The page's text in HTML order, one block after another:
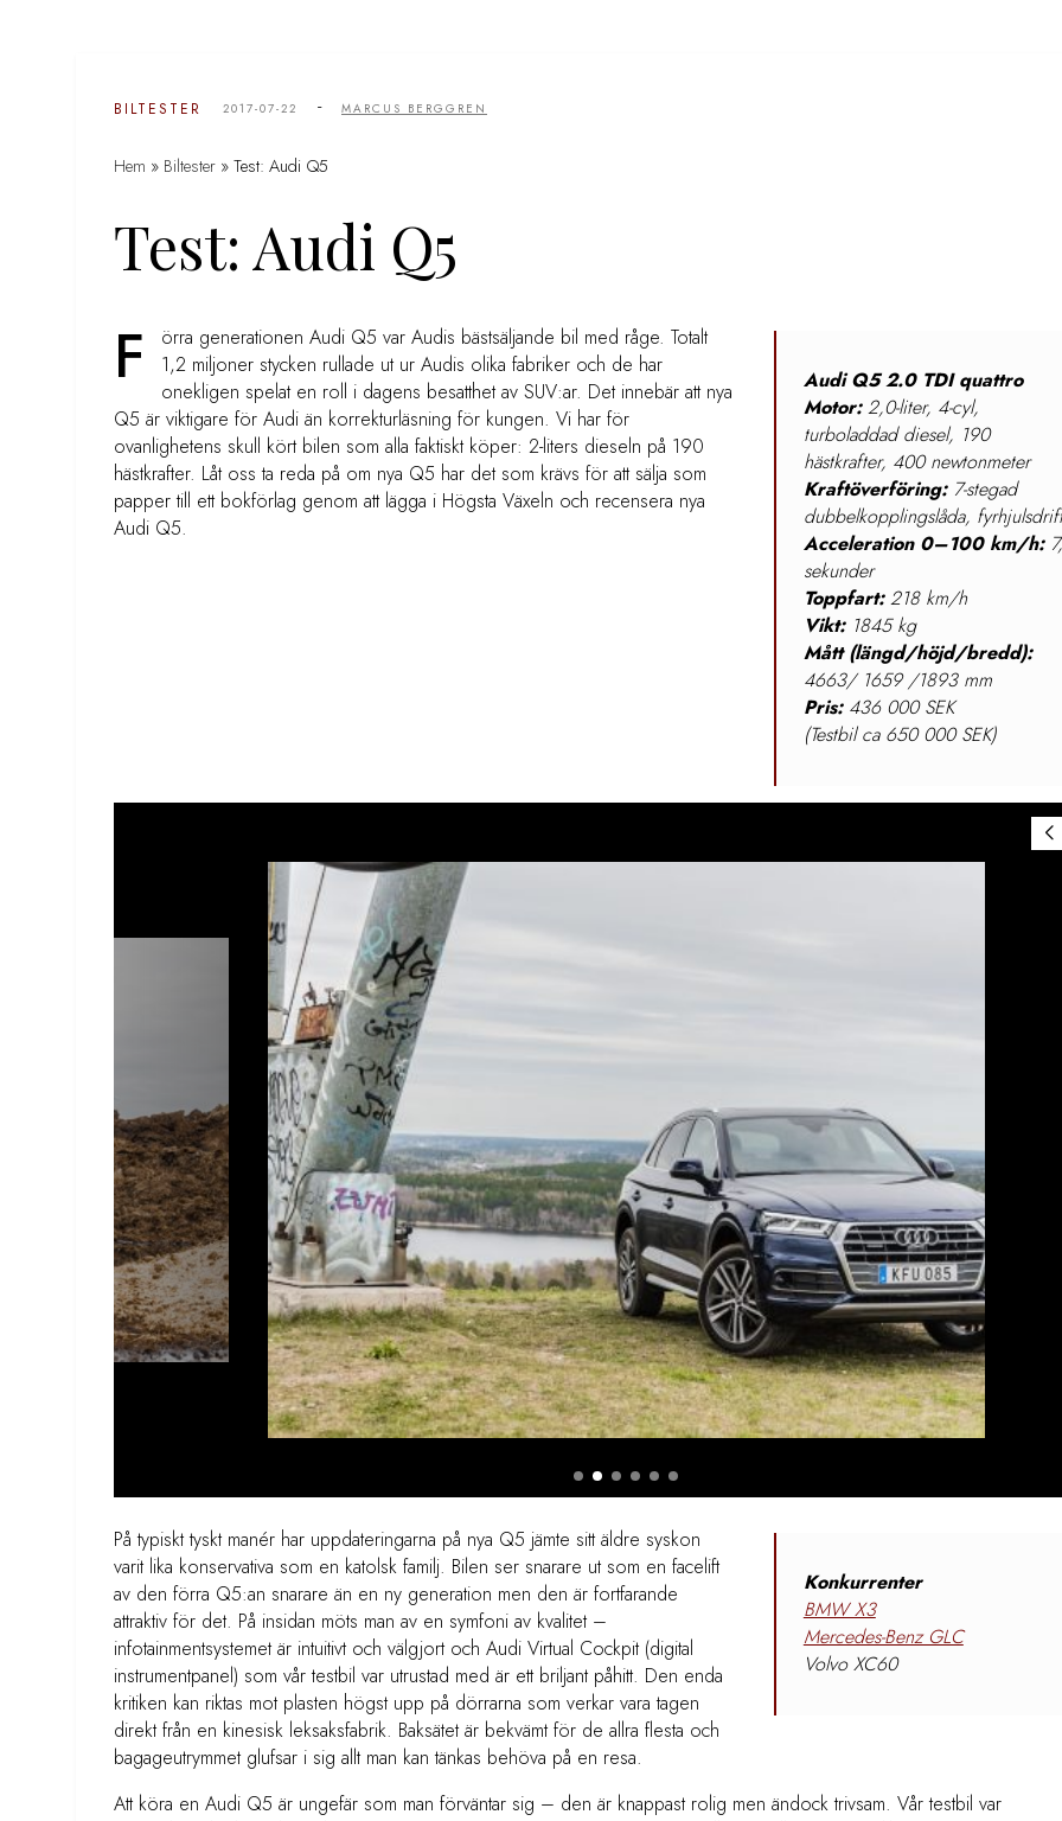
BILTESTER 2017-07-22 - MARCUS BERGGREN
Hem » Biltester » Test: Audi Q5
Test: Audi Q5
Audi Q5 2.0 TDI quattro
Motor:2,0-liter, 4-cyl,
turboladdad diesel, 190
hästkrafter, 400 newtonmeter
Kraftöverföring:7-stegad
dubbelkopplingslåda, fyrhjulsdrift
Acceleration 0–100 km/h:
sekunder
Toppfart:218 km/h
Vikt:1845 kg
Mått (längd/höjd/bredd):
4663/ 1659 /1893 mm
Pris:436 000 SEK
(Testbil ca 650 000 SEK)
F
örra generationen Audi Q5 var Audis bästsäljande bil med råge. Totalt
1,2 miljoner stycken rullade ut ur Audis olika fabriker och de har
onekligen spelat en roll i dagens besatthet av SUV:ar. Det innebär att nya
Q5 är viktigare för Audi än korrekturläsning för kungen. Vi har för
ovanlighetens skull kört bilen som alla faktiskt köper: 2-liters dieseln på 190
hästkrafter. Låt oss ta reda på om nya Q5 har det som krävs för att sälja som
papper till ett bokförlag genom att lägga i Högsta Växeln och recensera nya
Audi Q5.
Konkurrenter
BMW X3
Mercedes-Benz GLC
Volvo XC60
På typiskt tyskt manér har uppdateringarna på nya Q5 jämte sitt äldre syskon
varit lika konservativa som en katolsk familj. Bilen ser snarare ut som en facelift
av den förra Q5:an snarare än en ny generation men den är fortfarande
attraktiv för det. På insidan möts man av en symfoni av kvalitet –
infotainmentsystemet är intuitivt och välgjort och Audi Virtual Cockpit (digital
instrumentpanel) som vår testbil var utrustad med är ett briljant påhitt. Den enda
kritiken kan riktas mot plasten högst upp på dörrarna som verkar vara tagen
direkt från en kinesisk leksaksfabrik. Baksätet är bekvämt för de allra flesta och
bagageutrymmet glufsar i sig allt man kan tänkas behöva på en resa.
Att köra en Audi Q5 är ungefär som man förväntar sig – den är knappast rolig men ändock trivsam. Vår testbil var